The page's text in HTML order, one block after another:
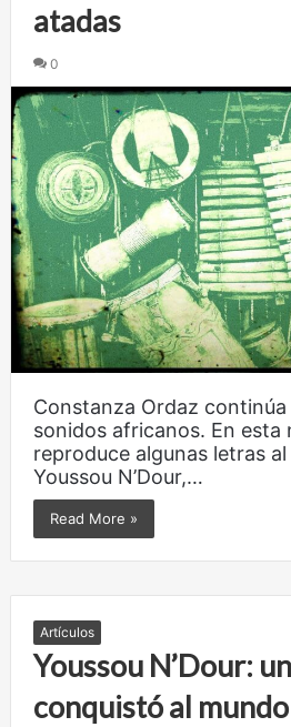
atadas
0
Constanza Ordaz
sonidos africanos. En esta
reproduce algunas letras
Youssou N’Dour,…
Read More »
Artículos
Youssou N’Dour:
conquistó al